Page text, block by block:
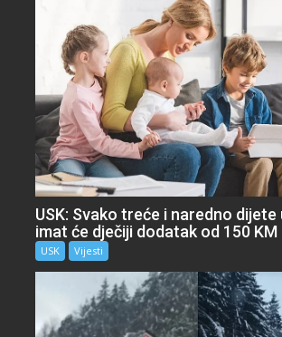
USK: Svako treće i naredno
imat će dječiji dodatak od 150 KM
USK Vijesti